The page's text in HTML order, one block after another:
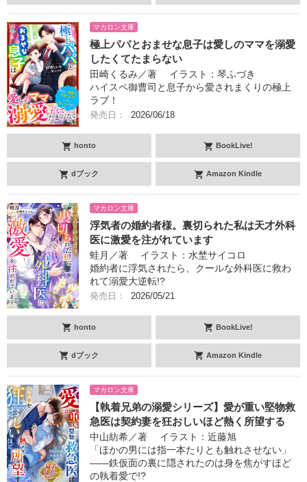
マカロン文庫
極上パパとおませな息子は愛しのママを溺愛
したくてたまらない
田崎くるみ／著 イラスト：琴ふづき
ハイスペ御曹司と息子から愛されまくりの極上
ラブ！
発売日： 2026/06/18
honto BookLive!
dブック Amazon Kindle
マカロン文庫
浮気者の婚約者様。裏切られた私は天才外科
医に激愛を注がれています
蛙月／著 イラスト：水埜サイコロ
婚約者に浮気されたら、クールな外科医に救わ
れて溺愛大逆転!?
発売日： 2026/05/21
honto BookLive!
dブック Amazon Kindle
マカロン文庫
【執着兄弟の溺愛シリーズ】愛が重い堅物救
急医は契約妻を狂おしいほど熱く所望する
中山紡希／著 イラスト：近藤旭
「ほかの男には指一本たりとも触れさせない」
――鉄仮面の裏に隠されたのは身を焦がすほど
の執着愛で!?